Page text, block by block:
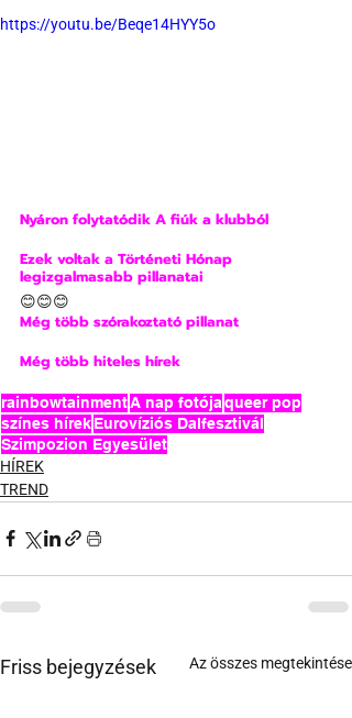
https://youtu.be/Beqe14HYY5o
Nyáron folytatódik A fiúk a klubból
Ezek voltak a Történeti Hónap
legizgalmasabb pillanatai
😊😊😊
Még több szórakoztató pillanat
Még több hiteles hírek
rainbowtainmentA nap fotójaqueer pop
színes hírekEurovíziós Dalfesztivál
Szimpozion Egyesület
HÍREK
TREND
Friss bejegyzések Az összes megtekintése